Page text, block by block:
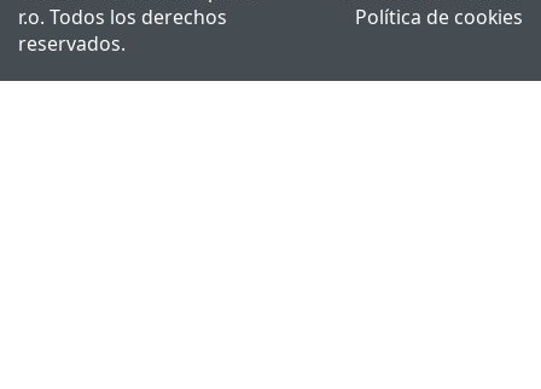
r.o. Todos los derechos
reservados.
Política de cookies